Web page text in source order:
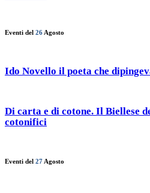
Eventi del 26 Agosto
Ido Novello il poeta che
Di carta e di cotone. Il Biellese
cotonifici
Eventi del 27 Agosto